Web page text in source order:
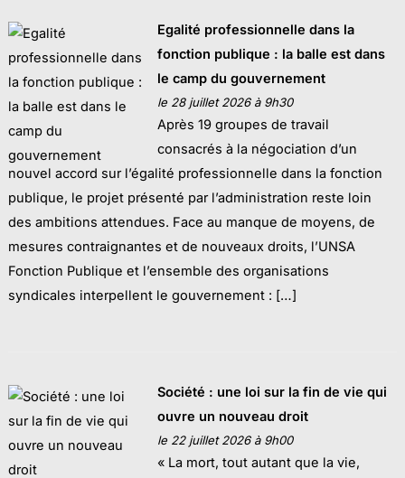
Egalité professionnelle dans la
fonction publique : la balle est dans
le camp du gouvernement
le 28 juillet 2026 à 9h30
Après 19 groupes de travail
consacrés à la négociation d’un
nouvel accord sur l’égalité professionnelle dans la fonction
publique, le projet présenté par l’administration reste loin
des ambitions attendues. Face au manque de moyens, de
mesures contraignantes et de nouveaux droits, l’UNSA
Fonction Publique et l’ensemble des organisations
syndicales interpellent le gouvernement : […]
Société : une loi sur la fin de vie qui
ouvre un nouveau droit
le 22 juillet 2026 à 9h00
« La mort, tout autant que la vie,